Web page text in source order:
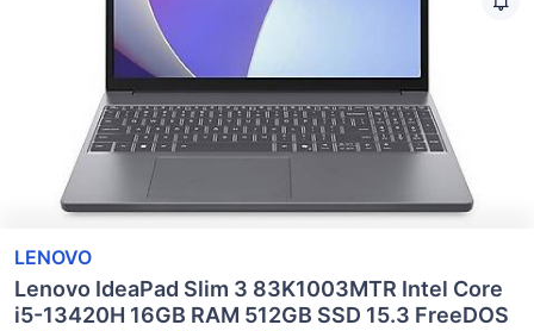
LENOVO
Lenovo IdeaPad Slim 3 83K1003MTR Intel Core
i5-13420H 16GB RAM 512GB SSD 15.3 FreeDOS